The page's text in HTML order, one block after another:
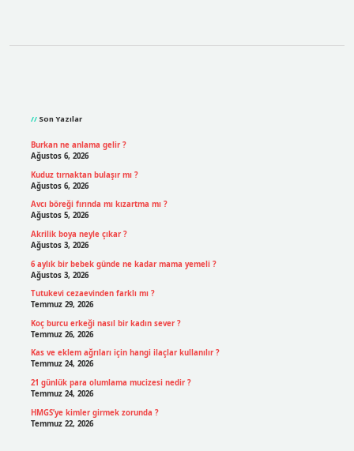
Son Yazılar
Burkan ne anlama gelir ?
Ağustos 6, 2026
Kuduz tırnaktan bulaşır mı ?
Ağustos 6, 2026
Avcı böreği fırında mı kızartma mı ?
Ağustos 5, 2026
Akrilik boya neyle çıkar ?
Ağustos 3, 2026
6 aylık bir bebek günde ne kadar mama yemeli ?
Ağustos 3, 2026
Tutukevi cezaevinden farklı mı ?
Temmuz 29, 2026
Koç burcu erkeği nasıl bir kadın sever ?
Temmuz 26, 2026
Kas ve eklem ağrıları için hangi ilaçlar kullanılır ?
Temmuz 24, 2026
21 günlük para olumlama mucizesi nedir ?
Temmuz 24, 2026
HMGS’ye kimler girmek zorunda ?
Temmuz 22, 2026